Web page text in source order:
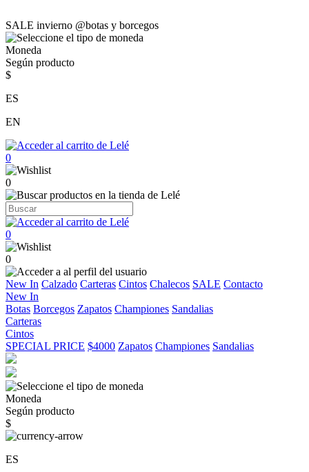
SALE invierno @botas y borcegos
Moneda
Según producto
$
ES
EN
0
0
0
0
New In Calzado Carteras Cintos Chalecos SALE Contacto
New In
Botas Borcegos Zapatos Championes Sandalias
Carteras
Cintos
SPECIAL PRICE $4000 Zapatos Championes Sandalias
Moneda
Según producto
$
ES